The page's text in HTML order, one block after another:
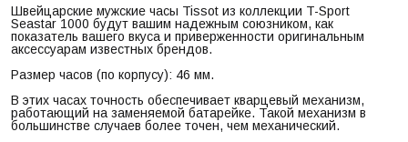
Швейцарские мужские часы Tissot из коллекции T-Sport
Seastar 1000 будут вашим надежным союзником, как
показатель вашего вкуса и приверженности оригинальным
аксессуарам известных брендов.
Размер часов (по корпусу): 46 мм.
В этих часах точность обеспечивает кварцевый механизм,
работающий на заменяемой батарейке. Такой механизм в
большинстве случаев более точен, чем механический.